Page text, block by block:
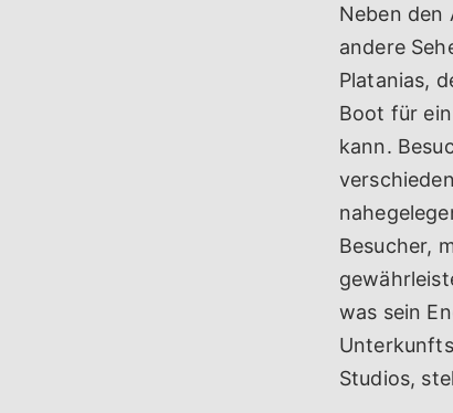
Neben den
andere
Platanias,
Boot für
kann.
Besucher,
was sein
Studios,